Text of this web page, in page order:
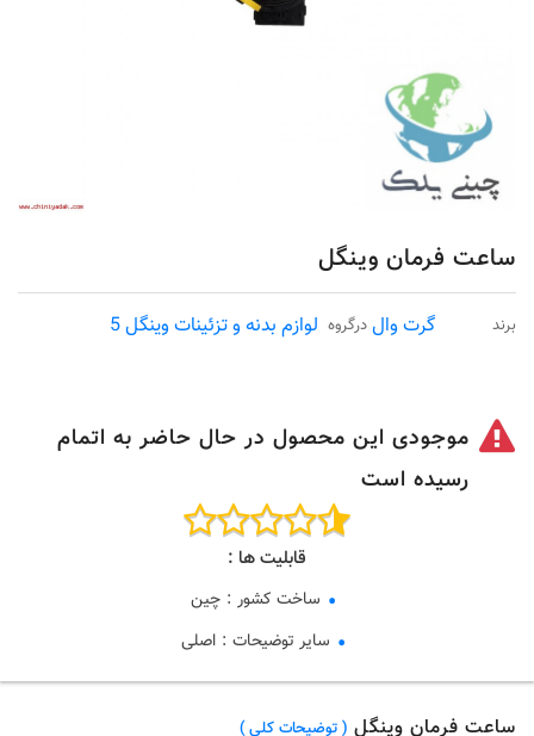
ساعت فرمان وینگل
برند گرت وال درگروه لوازم بدنه و تزئینات وینگل 5
موجودی این محصول در حال حاضر به اتمام
رسیده است
قابلیت ها :
ساخت کشور : چین
سایر توضیحات : اصلی
ساعت فرمان وینگل ( توضیحات کلی )